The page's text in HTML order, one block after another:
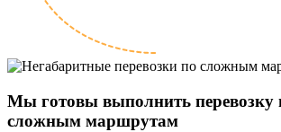
Мы готовы выполнить перевозку
сложным маршрутам